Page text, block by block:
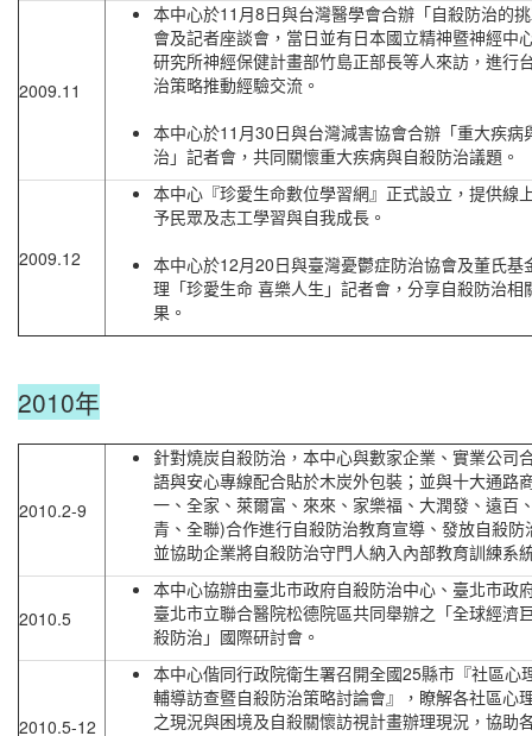
2009.11
本中心於11月8日與台灣醫學會合辦「自殺防治的
會及記者座談會，當日並有日本國立精神暨神經中
研究所神經保健計畫部竹島正部長等人來訪，進行
治策略推動經驗交流。
本中心於11月30日與台灣減害協會合辦「重大疾病
治」記者會，共同關懷重大疾病與自殺防治議題。
2009.12
本中心『珍愛生命數位學習網』正式設立，提供線
予民眾及志工學習與自我成長。
本中心於12月20日與臺灣憂鬱症防治協會及董氏基
理「珍愛生命 喜樂人生」記者會，分享自殺防治相
果。
2010年
2010.2-9
針對燒炭自殺防治，本中心與數家企業、實業公司
語與安心專線配合貼於木炭外包裝；並與十大通路
一、全家、萊爾富、來來、家樂福、大潤發、遠百
青、全聯)合作進行自殺防治教育宣導、發放自殺防
並協助企業將自殺防治守門人納入內部教育訓練系
2010.5
本中心協辦由臺北市政府自殺防治中心、臺北市政
臺北市立聯合醫院松德院區共同舉辦之「全球經濟
殺防治」國際研討會。
2010.5-12
本中心偕同行政院衛生署召開全國25縣市『社區心
輔導訪查暨自殺防治策略討論會』，瞭解各社區心
之現況與困境及自殺關懷訪視計畫辦理現況，協助